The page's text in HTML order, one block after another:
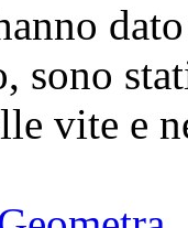
sono
vite e